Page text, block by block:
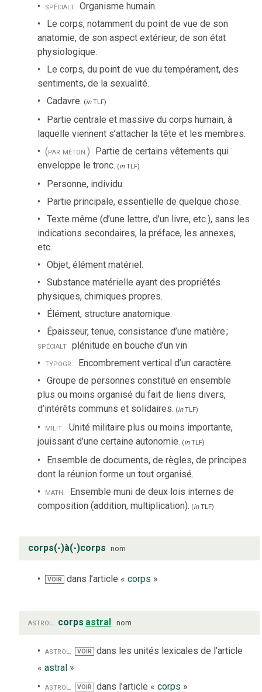
spécialt Organisme humain.
Le corps, notamment du point de vue de son
anatomie, de son aspect extérieur, de son état
physiologique.
Le corps, du point de vue du tempérament, des
sentiments, de la sexualité.
Cadavre. (inTLF)
Partie centrale et massive du corps humain, à
laquelle viennent s’attacher la tête et les membres.
(par méton.) Partie de certains vêtements qui
enveloppe le tronc. (inTLF)
Personne, individu.
Partie principale, essentielle de quelque chose.
Texte même (d’une lettre, d’un livre, etc.), sans les
indications secondaires, la préface, les annexes,
etc.
Objet, élément matériel.
Substance matérielle ayant des propriétés
physiques, chimiques propres.
Élément, structure anatomique.
Épaisseur, tenue, consistance d’une matière;
spécialt plénitude en bouche d’un vin
typogr. Encombrement vertical d’un caractère.
Groupe de personnes constitué en ensemble
plus ou moins organisé du fait de liens divers,
d’intérêts communs et solidaires. (inTLF)
milit. Unité militaire plus ou moins importante,
jouissant d’une certaine autonomie. (inTLF)
Ensemble de documents, de règles, de principes
dont la réunion forme un tout organisé.
math. Ensemble muni de deux lois internes de
composition (addition, multiplication). (inTLF)
corps(-)à(-)corps nom
VOIR dans l’article «corps »
astrol. corps astral nom
astrol. VOIR dans les unités lexicales de l’article
« astral »
astrol.
VOIR dans l’article « corps »